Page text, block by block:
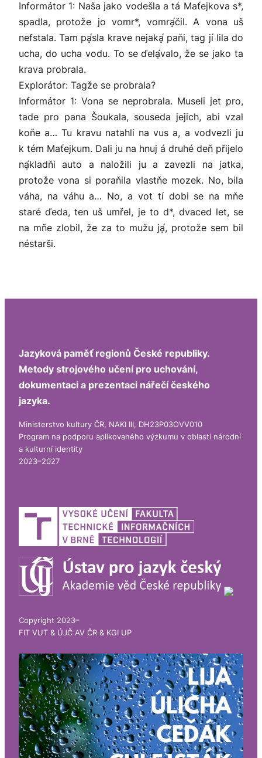
Informátor 1: Naša jako vodešla a tá Maťejkova s*,
spadla, protože jo vomr*, vomrḁ́čil. A vona uš
nefstala. Tam pḁ́sla krave nejakḁ́ paňi, tag jí lila do
ucha, do ucha vodu. To se ďelḁ́valo, že se jako ta
krava probrala.
Explorátor: Tagže se probrala?
Informátor 1: Vona se neprobrala. Museli jet pro,
tade pro pana Šoukala, souseda jejich, abi vzal
koňe a… Tu kravu natahli na vus a, a vodvezli ju
k tém Maťejkum. Dali ju na hnuj á druhé deň přijelo
nḁ́kladňi auto a naložili ju a zavezli na jatka,
protože vona si poraňila vlastňe mozek. No, bila
váha, na váhu a… No, a vot tí dobi se na mňe
staré ďeda, ten uš umřel, je to d*, dvaced let, se
na mňe zlobil, že za to mužu jḁ́, protože sem bil
néstarši.
Jazyková paměť regionů České republiky.
Metody strojového učení pro uchování,
dokumentaci a prezentaci nářečí českého
jazyka.
Ministerstvo kultury ČR, NAKI III, DH23P03OVV010
Program na podporu aplikovaného výzkumu v oblasti národní
a kulturní identity
2023–2027
Copyright 2023–
FIT VUT & ÚJČ AV ČR & KGI UP